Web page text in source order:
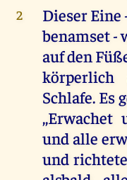
2
Dieser Eine
benamset -
auf den
Schlafe. Es
,,Erwachet
und alle
und